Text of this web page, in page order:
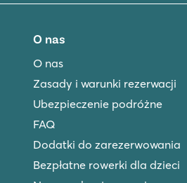
Tossa de Mar
O nas
O nas
Zasady i warunki rezerwacji
Ubezpieczenie podróżne
FAQ
Dodatki do zarezerwowania
Bezpłatne rowerki dla dzieci